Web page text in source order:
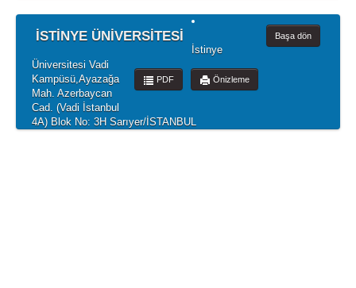
İSTİNYE ÜNİVERSİTESİ Başa dön
Önizleme
PDF
İstinye
Üniversitesi Vadi
Kampüsü,Ayazağa
Mah. Azerbaycan
Cad. (Vadi İstanbul
4A) Blok No: 3H Sarıyer/İSTANBUL